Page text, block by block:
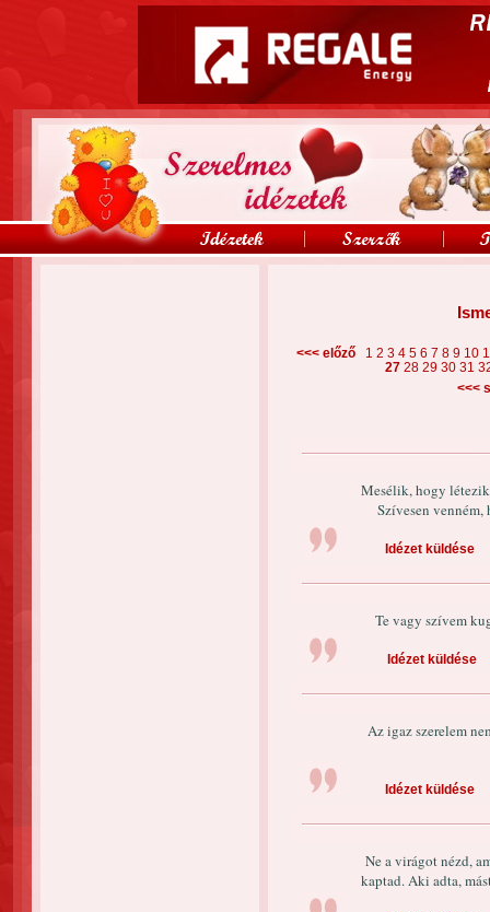
<<< előző 1 2 3 4 5 6 7 8 9 10
27 28 29 30 31
<<<
Mesélik, hogy
Szívesen venném,
Idézet küldése
Te vagy szívem
Idézet küldése
Az igaz szerelem
Idézet küldése
Ne a virágot nézd,
kaptad. Aki adta,